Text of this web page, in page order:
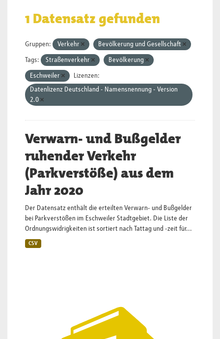
1 Datensatz gefunden
Gruppen: Verkehr Bevölkerung und Gesellschaft
Tags: Straßenverkehr Bevölkerung
Eschweiler
Lizenzen:
Datenlizenz Deutschland - Namensnennung - Version
2.0
Verwarn- und Bußgelder
ruhender Verkehr
(Parkverstöße) aus dem
Jahr 2020
Der Datensatz enthält die erteilten Verwarn- und Bußgelder
bei Parkverstößen im Eschweiler Stadtgebiet. Die Liste der
Ordnungswidrigkeiten ist sortiert nach Tattag und -zeit für...
CSV